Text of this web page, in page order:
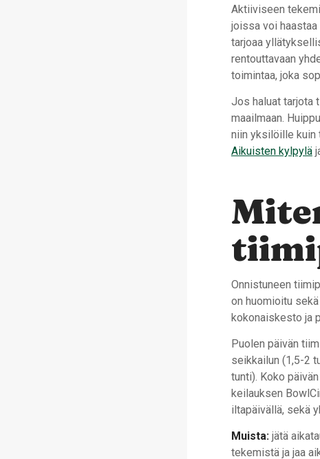
Aktiiviseen
joissa voi
tarjoaa
rentouttavaan
toimintaa, joka
Jos haluat tarjota
maailmaan.
niin yksilöille kuin
Aikuisten kylpylä
Onnistuneen
on huomioitu
kokonaiskesto ja
Puolen päivän
seikkailun (1,5-2
tunti). Koko
keilauksen
iltapäivällä, sekä
Muista:jätä
tekemistä ja jaa